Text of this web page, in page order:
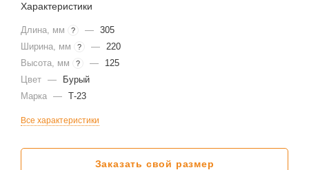
Характеристики
Длина, мм ? — 305
Ширина, мм
? — 220
Высота, мм
? —
125
Цвет —
Бурый
Марка — Т-23
Все характеристики
Заказать свой размер